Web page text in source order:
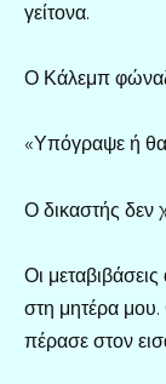
γείτονα.
Ο Κάλεμπ
«Υπόγραψε ή θα
Ο δικαστής δεν
Οι
στη μητέρα
πέρασε στον